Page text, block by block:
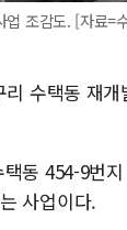
업 조감도. [자료=
수택동 재
동 454-9번
사업이다.